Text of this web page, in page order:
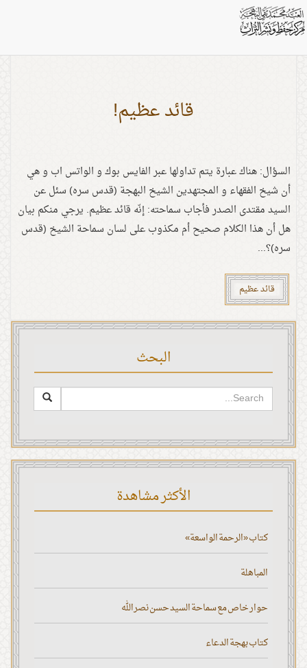
اشخاص: مقتدى الصدر
قائد عظيم!
السؤال: هناك عبارة يتم تداولها عبر الفايس بوك و الواتس اب و هي
أن شيخ الفقهاء و المجتهدين الشيخ البهجة (قدس سره) سئل عن
السيد مقتدى الصدر فأجاب سماحته: إنّه قائد عظيم. يرجي منكم بيان
هل أن هذا الكلام صحيح أم مكذوب على لسان سماحة الشيخ (قدس
سره)؟...
قائد عظيم
البحث
الأكثر مشاهدة
كتاب «الرحمة الواسعة»
المباهلة
حوار خاص مع سماحة السيد حسن نصر الله
كتاب بهجة الدعاء